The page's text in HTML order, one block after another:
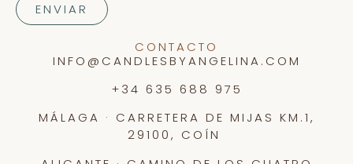
ENVIAR
CONTACTO
INFO@CANDLESBYANGELINA.COM
+34 635 688 975
MÁLAGA · CARRETERA DE MIJAS KM.1,
29100, COÍN